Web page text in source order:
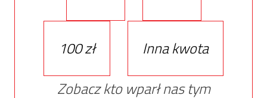
100 zł
Inna kwota
Zobacz kto wparł nas tym